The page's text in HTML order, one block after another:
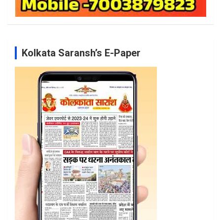
Kolkata Saransh’s E-Paper